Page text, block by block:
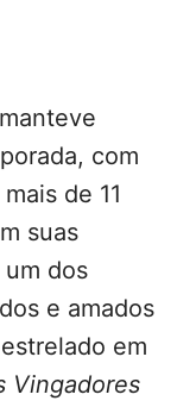
com
de 11
suas
dos
e amados
em
Vingadores